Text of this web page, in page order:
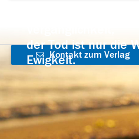
der Tod ist nur die
Ewigkeit.
Kontakt zum Verlag
aufnehmen